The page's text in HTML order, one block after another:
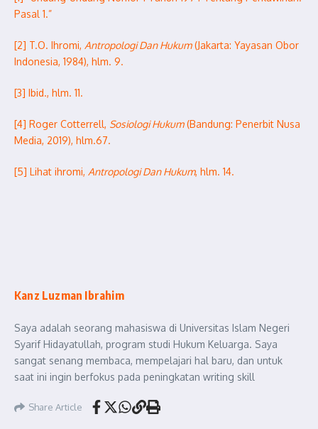
Pasal 1.”
[2] T.O. Ihromi, Antropologi Dan Hukum(Jakarta: Yayasan Obor
Indonesia, 1984), hlm. 9.
[3] Ibid., hlm. 11.
[4] Roger Cotterrell, Sosiologi Hukum(Bandung: Penerbit Nusa
Media, 2019), hlm.67.
[5] Lihat ihromi, Antropologi Dan Hukum, hlm. 14.
Kanz Luzman Ibrahim
Saya adalah seorang mahasiswa di Universitas Islam Negeri
Syarif Hidayatullah, program studi Hukum Keluarga. Saya
sangat senang membaca, mempelajari hal baru, dan untuk
saat ini ingin berfokus pada peningkatan writing skill
Share Article